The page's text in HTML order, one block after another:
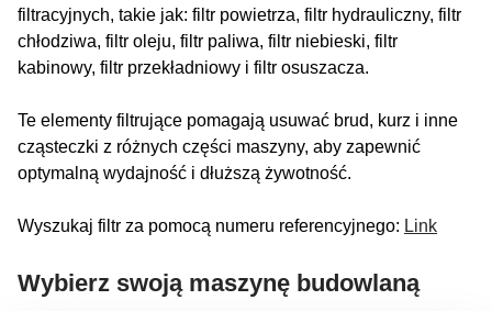
filtracyjnych, takie jak: filtr powietrza, filtr hydrauliczny, filtr
chłodziwa, filtr oleju, filtr paliwa, filtr niebieski, filtr
kabinowy, filtr przekładniowy i filtr osuszacza.
Te elementy filtrujące pomagają usuwać brud, kurz i inne
cząsteczki z różnych części maszyny, aby zapewnić
optymalną wydajność i dłuższą żywotność.
Wyszukaj filtr za pomocą numeru referencyjnego: Link
Wybierz swoją maszynę budowlaną